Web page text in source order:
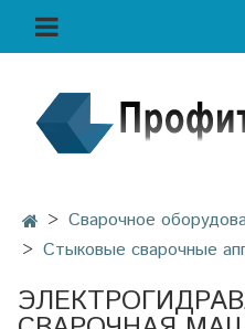
Сварочное
Стыковые сварочные